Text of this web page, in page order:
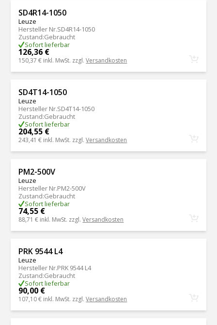
SD4R14-1050
Leuze
Hersteller Nr.SD4R14-1050
Zustand:Gebraucht
Sofort lieferbar
126,36 €
150,37 € inkl. MwSt. zzgl.Versandkosten
SD4T14-1050
Leuze
Hersteller Nr.SD4T14-1050
Zustand:Gebraucht
Sofort lieferbar
204,55 €
243,41 € inkl. MwSt. zzgl.Versandkosten
PM2-500V
Leuze
Hersteller Nr.PM2-500V
Zustand:Gebraucht
Sofort lieferbar
74,55 €
88,71 € inkl. MwSt. zzgl.Versandkosten
PRK 9544 L4
Leuze
Hersteller Nr.PRK 9544 L4
Zustand:Gebraucht
Sofort lieferbar
90,00 €
107,10 € inkl. MwSt. zzgl.Versandkosten